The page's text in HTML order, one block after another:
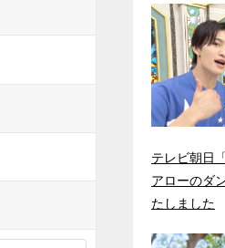
テレビ朝日
アローのダ
たしました